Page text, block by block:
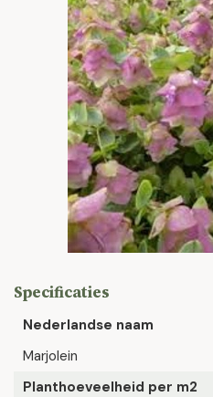
Specificaties
Nederlandse naam
Marjolein
Planthoeveelheid per m2